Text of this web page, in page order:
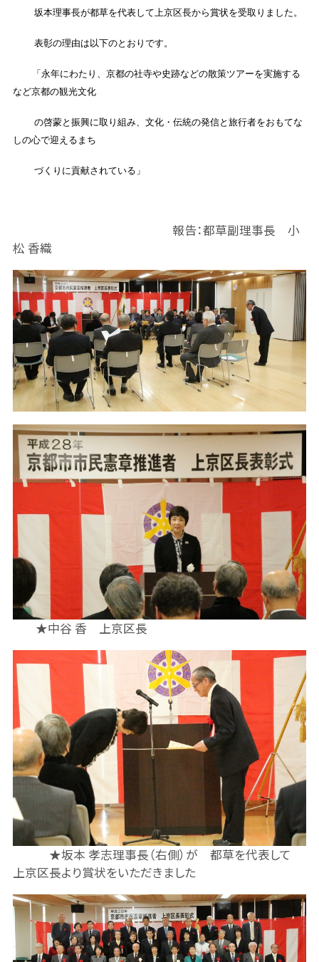
坂本理事長が都草を代表して上京区長から賞状を受取りました。
表彰の理由は以下のとおりです。
「永年にわたり、京都の社寺や史跡などの散策ツアーを実施する
など京都の観光文化
の啓蒙と振興に取り組み、文化・伝統の発信と旅行者をおもてな
しの心で迎えるまち
づくりに貢献されている」
報告：都草副理事長 小
松 香織
★中谷 香 上京区長
★坂本 孝志理事長（右側）が 都草を代表して
上京区長より賞状をいただきました